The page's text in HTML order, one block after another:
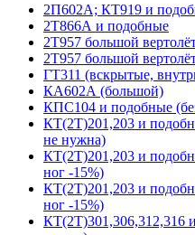
2П602А; КТ919 и
2Т866А и подобные
2Т957 большой
2Т957 большой
ГТ311 (вскрытые,
КА602А (большой)
КПС104 и подобные
КТ(2Т)201,203 и
не нужна)
КТ(2Т)201,203 и
ног -15%)
КТ(2Т)201,203 и
ног -15%)
КТ(2Т)301,306,312,316